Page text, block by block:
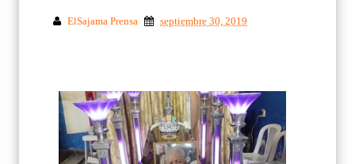
ElSajama Prensa septiembre 30, 2019